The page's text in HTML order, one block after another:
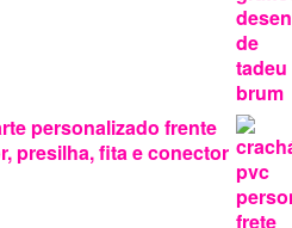
personalizado frente
presilha, fita e conector